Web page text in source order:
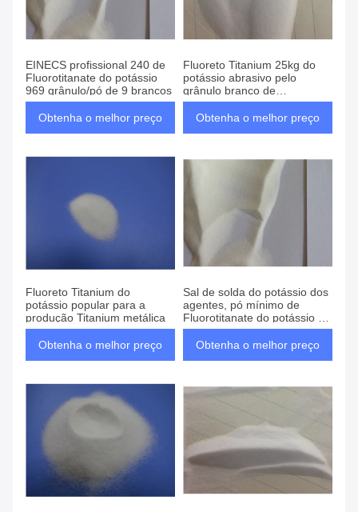
EINECS profissional 240 de
Fluorotitanate do potássio
969 grânulo/pó de 9 brancos
Obtenha o melhor preço
Fluoreto Titanium 25kg do
potássio abrasivo pelo
grânulo branco de
empacotamento do saco
Obtenha o melhor preço
Fluoreto Titanium do
potássio popular para a
produção Titanium metálica
Obtenha o melhor preço
Sal de solda do potássio dos
agentes, pó mínimo de
Fluorotitanate do potássio da
pureza de 99%
Obtenha o melhor preço